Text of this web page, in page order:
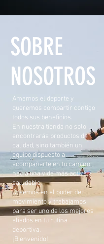
SOBRE
NOSOTROS
Amamos el deporte y
queremos compartir contigo
todos sus beneficios.
En nuestra tienda no solo
encontrarás productos de
calidad, sino también un
equipo dispuesto a
acompañarte en tu camino
hacia una vida más activa y
saludable.
Creemos en el poder del
movimiento y trabajamos
para ser uno de los mejores
aliados en tu rutina
deportiva.
¡Bienvenido!